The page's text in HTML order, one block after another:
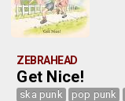
ZEBRAHEAD
Get Nice!
ska punk pop punk